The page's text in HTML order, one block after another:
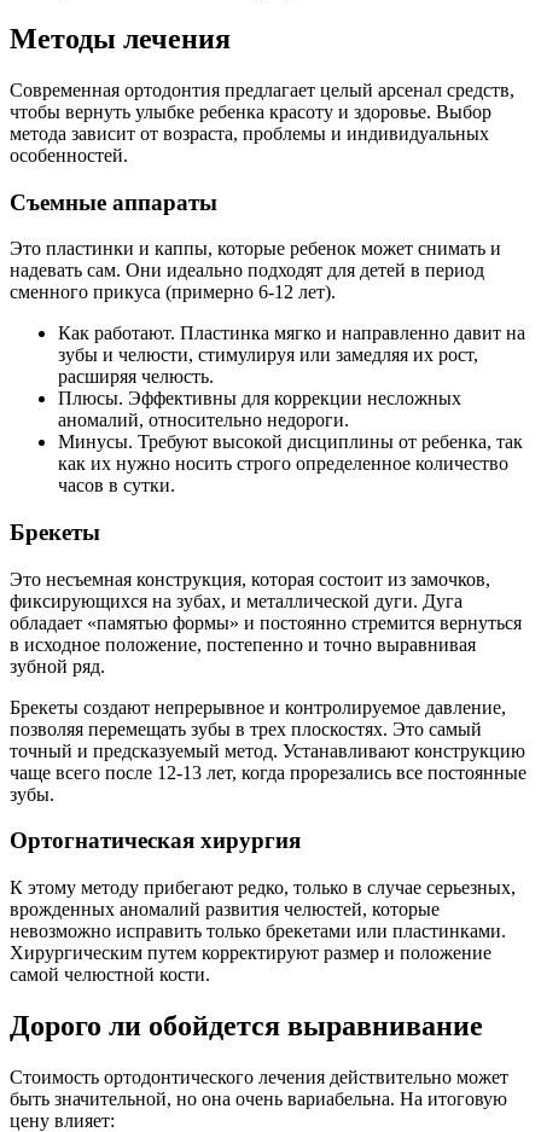
Методы лечения
Современная ортодонтия предлагает целый арсенал средств,
чтобы вернуть улыбке ребенка красоту и здоровье. Выбор
метода зависит от возраста, проблемы и индивидуальных
особенностей.
Съемные аппараты
Это пластинки и каппы, которые ребенок может снимать и
надевать сам. Они идеально подходят для детей в период
сменного прикуса (примерно 6-12 лет).
Как работают. Пластинка мягко и направленно давит на
зубы и челюсти, стимулируя или замедляя их рост,
расширяя челюсть.
Плюсы. Эффективны для коррекции несложных
аномалий, относительно недороги.
Минусы. Требуют высокой дисциплины от ребенка, так
как их нужно носить строго определенное количество
часов в сутки.
Брекеты
Это несъемная конструкция, которая состоит из замочков,
фиксирующихся на зубах, и металлической дуги. Дуга
обладает «памятью формы» и постоянно стремится вернуться
в исходное положение, постепенно и точно выравнивая
зубной ряд.
Брекеты создают непрерывное и контролируемое давление,
позволяя перемещать зубы в трех плоскостях. Это самый
точный и предсказуемый метод. Устанавливают конструкцию
чаще всего после 12-13 лет, когда прорезались все постоянные
зубы.
Ортогнатическая хирургия
К этому методу прибегают редко, только в случае серьезных,
врожденных аномалий развития челюстей, которые
невозможно исправить только брекетами или пластинками.
Хирургическим путем корректируют размер и положение
самой челюстной кости.
Дорого ли обойдется выравнивание
Стоимость ортодонтического лечения действительно может
быть значительной, но она очень вариабельна. На итоговую
цену влияет: